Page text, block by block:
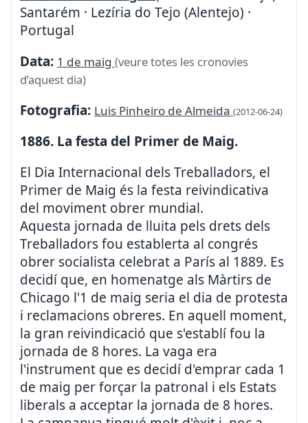
Santarém · Lezíria do Tejo (Alentejo) ·
Portugal
Data: 1 de maig (veure totes les cronovies
d’aquest dia)
Fotografia: Luis Pinheiro de Almeida (2012-06-24)
1886. La festa del Primer de Maig.
El Dia Internacional dels Treballadors, el
Primer de Maig és la festa reivindicativa
del moviment obrer mundial.
Aquesta jornada de lluita pels drets dels
Treballadors fou establerta al congrés
obrer socialista celebrat a París al 1889. Es
decidí que, en homenatge als Màrtirs de
Chicago l'1 de maig seria el dia de protesta
i reclamacions obreres. En aquell moment,
la gran reivindicació que s'establí fou la
jornada de 8 hores. La vaga era
l'instrument que es decidí d'emprar cada 1
de maig per forçar la patronal i els Estats
liberals a acceptar la jornada de 8 hores.